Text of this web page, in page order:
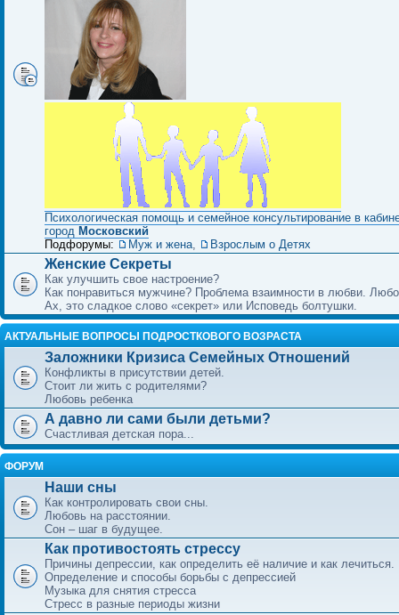
Психологическая помощь и семейное консультирование в
город Московский
Подфорумы:
Муж и жена, Взрослым о Детях
Женские Секреты
Как улучшить свое настроение?
Как понравиться мужчине? Проблема взаимности в любви.
Ах, это сладкое слово «секрет» или Исповедь болтушки.
АКТУАЛЬНЫЕ ВОПРОСЫ ПОДРОСТКОВОГО ВОЗРАСТА
Заложники Кризиса Семейных Отношений
Конфликты в присутствии детей.
Стоит ли жить с родителями?
Любовь ребенка
А давно ли сами были детьми?
Счастливая детская пора...
ФОРУМ
Наши сны
Как контролировать свои сны.
Любовь на расстоянии.
Сон – шаг в будущее.
Как противостоять стрессу
Причины депрессии, как определить её наличие и как лечиться.
Определение и способы борьбы с депрессией
Музыка для снятия стресса
Стресс в разные периоды жизни